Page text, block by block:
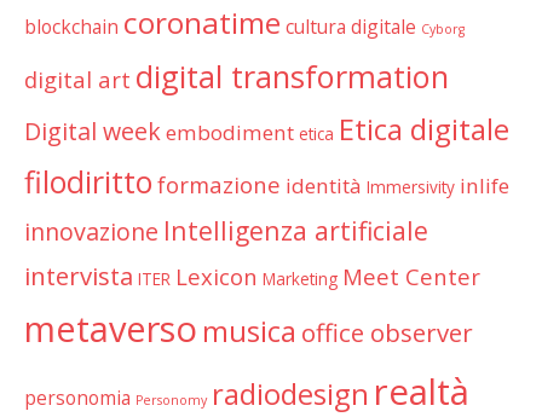
blockchain coronatime cultura digitale Cyborg
digital art digital transformation
Digital weekembodiment etica Etica digitale
filodiritto formazione identità Immersivity inlife
innovazione Intelligenza artificiale
intervista ITER Lexicon Marketing Meet Center
metaverso musica office observer
personomia Personomy radiodesign realtà